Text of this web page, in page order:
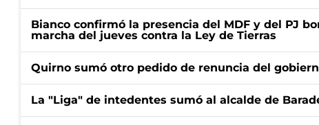
Bianco confirmó la presencia del MDF y del PJ
marcha del jueves contra la Ley de Tierras
Quirno sumó otro pedido de renuncia del
La "Liga" de intedentes sumó al alcalde de